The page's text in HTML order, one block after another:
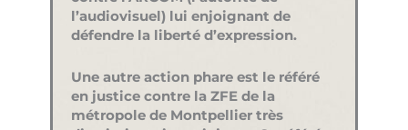
l’audiovisuel) lui enjoignant de
défendre la liberté d’expression.
Une autre action phare est le référé
en justice contre la ZFE de la
métropole de Montpellier très